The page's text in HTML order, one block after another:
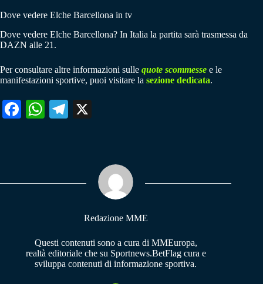
Dove vedere Elche Barcellona in tv
Dove vedere Elche Barcellona? In Italia la partita sarà trasmessa da
DAZN alle 21.
Per consultare altre informazioni sulle quote scommesse e le
manifestazioni sportive, puoi visitare la sezione dedicata.
Fa W
pp
Te
m
Redazione MME
Questi contenuti sono a cura di MMEuropa,
realtà editoriale che su Sportnews.BetFlag cura e
sviluppa contenuti di informazione sportiva.